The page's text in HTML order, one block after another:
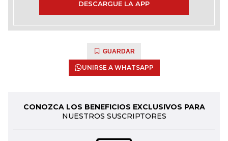
DESCARGUE LA APP
GUARDAR
UNIRSE A WHATSAPP
CONOZCA LOS BENEFICIOS EXCLUSIVOS PARA
NUESTROS SUSCRIPTORES